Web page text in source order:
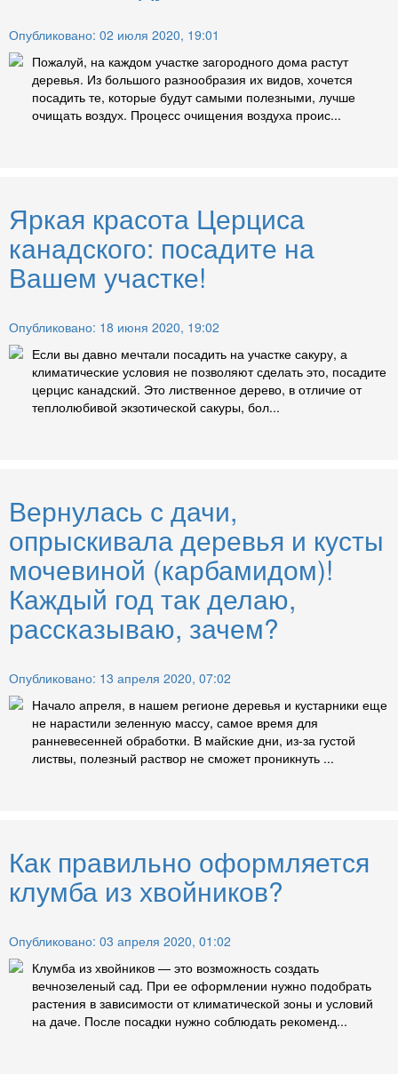
Опубликовано: 02 июля 2020, 19:01
Пожалуй, на каждом участке загородного дома растут
деревья. Из большого разнообразия их видов, хочется
посадить те, которые будут самыми полезными, лучше
очищать воздух. Процесс очищения воздуха проис...
Яркая красота Церциса
канадского: посадите на
Вашем участке!
Опубликовано: 18 июня 2020, 19:02
Если вы давно мечтали посадить на участке сакуру, а
климатические условия не позволяют сделать это, посадите
церцис канадский. Это лиственное дерево, в отличие от
теплолюбивой экзотической сакуры, бол...
Вернулась с дачи,
опрыскивала деревья и кусты
мочевиной (карбамидом)!
Каждый год так делаю,
рассказываю, зачем?
Опубликовано: 13 апреля 2020, 07:02
Начало апреля, в нашем регионе деревья и кустарники еще
не нарастили зеленную массу, самое время для
ранневесенней обработки. В майские дни, из-за густой
листвы, полезный раствор не сможет проникнуть ...
Как правильно оформляется
клумба из хвойников?
Опубликовано: 03 апреля 2020, 01:02
Клумба из хвойников — это возможность создать
вечнозеленый сад. При ее оформлении нужно подобрать
растения в зависимости от климатической зоны и условий
на даче. После посадки нужно соблюдать рекоменд...